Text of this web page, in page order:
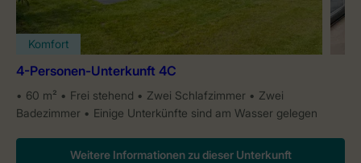
Komfort
4-Personen-Unterkunft 4C
60 m² Frei stehend Zwei Schlafzimmer
Zwei
Badezimmer
Einige Unterkünfte sind am Wasser gelegen
Weitere Informationen zu dieser Unterkunft